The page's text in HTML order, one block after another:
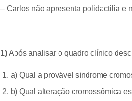
– Carlos não apresenta polidactilia e
1)Após analisar o quadro clínico
a) Qual a provável síndrome
b) Qual alteração cromossômica